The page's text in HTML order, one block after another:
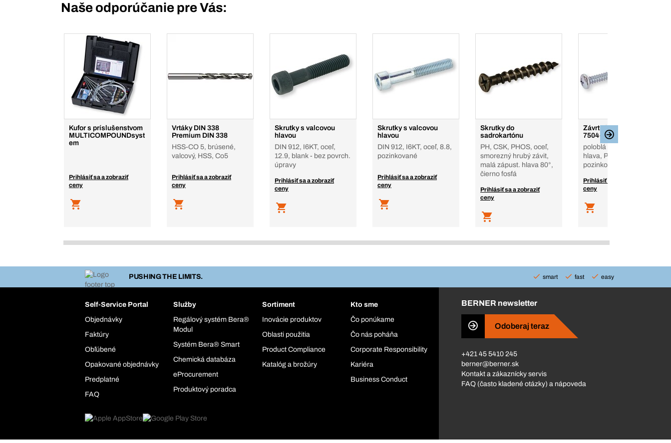
Naše odporúčanie pre Vás:
Kufor s príslušenstvom
MULTICOMPOUNDsyst
em
Prihlásiť sa a zobraziť
ceny
Vrtáky DIN 338
Premium DIN 338
HSS-CO 5, brúsené,
valcový, HSS, Co5
Prihlásiť sa a zobraziť
ceny
Skrutky s valcovou
hlavou
DIN 912, I6KT, oceľ,
12.9, blank - bez povrch.
úpravy
Prihlásiť sa a zobraziť
ceny
Skrutky s valcovou
hlavou
DIN 912, I6KT, oceľ, 8.8,
pozinkované
Prihlásiť sa a zobraziť
ceny
Skrutky do
sadrokartónu
PH, CSK, PHOS, oceľ,
smorezný hrubý závit,
malá zápust. hlava 80°,
čierno fosfá
Prihlásiť sa a zobraziť
ceny
Závrtné skrutky DIN
7504-M, PH 2
poloblá (panvičková)
hlava, PH, oceľ,
pozinkované
Prihlásiť sa a zobraziť
ceny
PUSHING THE LIMITS. smart fast easy
Self-Service Portal
Objednávky
Faktúry
Obľúbené
Opakované objednávky
Predplatné
FAQ
Služby
Regálový systém Bera®
Modul
Systém Bera® Smart
Chemická databáza
eProcurement
Produktový poradca
Sortiment
Inovácie produktov
Oblasti použitia
Product Compliance
Katalóg a brožúry
Kto sme
Čo ponúkame
Čo nás poháňa
Corporate Responsibility
Kariéra
Business Conduct
BERNER newsletter
Odoberaj teraz
+421 45 5410 245
berner@berner.sk
Kontakt a zákaznícky servis
FAQ (často kladené otázky) a nápoveda